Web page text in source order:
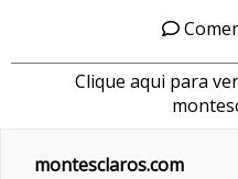
Clique aqui para
montesclaros.com